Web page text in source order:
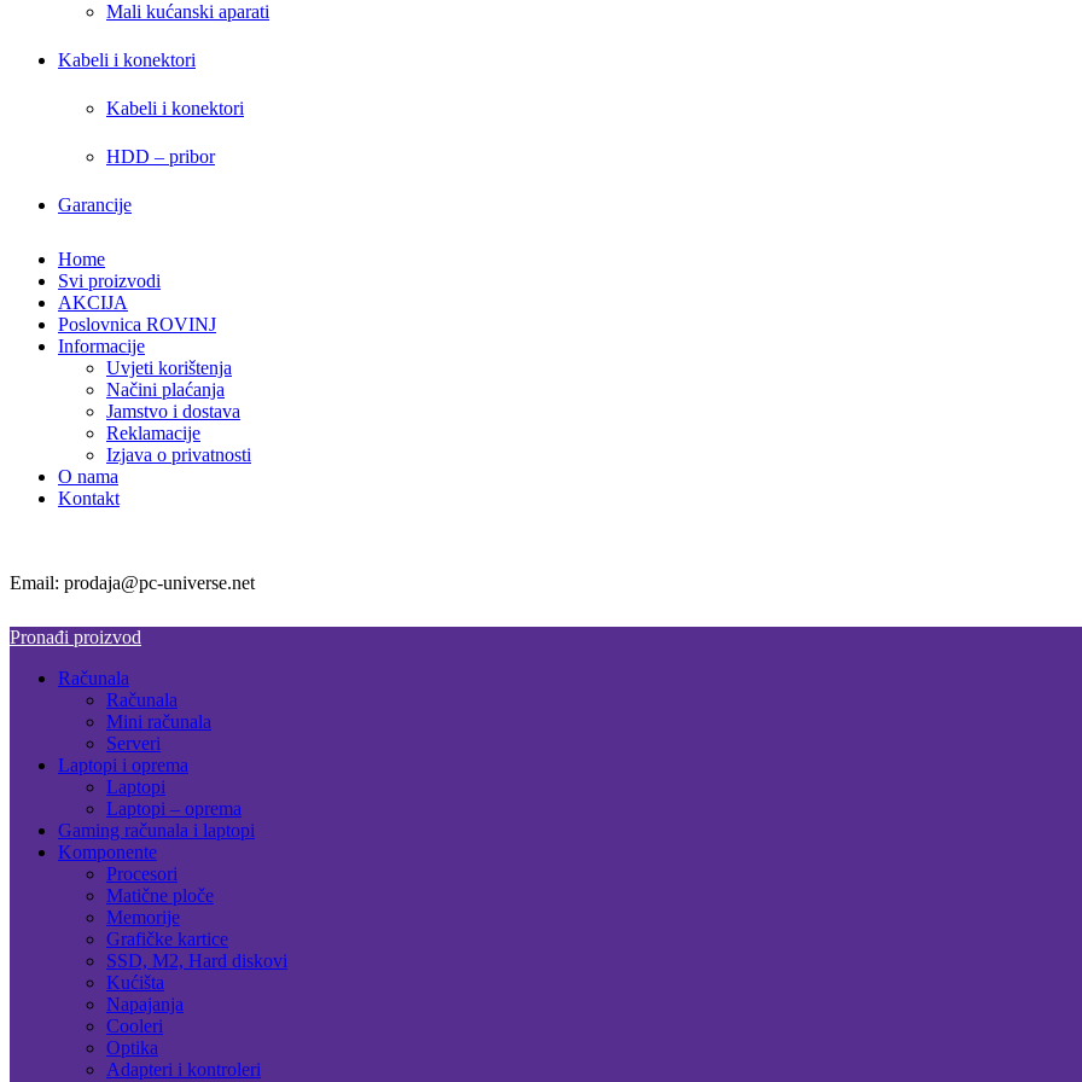
Mali kućanski aparati
Kabeli i konektori
Kabeli i konektori
HDD – pribor
Garancije
Home
Svi proizvodi
AKCIJA
Poslovnica ROVINJ
Informacije
Uvjeti korištenja
Načini plaćanja
Jamstvo i dostava
Reklamacije
Izjava o privatnosti
O nama
Kontakt
Email: prodaja@pc-universe.net
Pronađi proizvod
Računala
Računala
Mini računala
Serveri
Laptopi i oprema
Laptopi
Laptopi – oprema
Gaming računala i laptopi
Komponente
Procesori
Matične ploče
Memorije
Grafičke kartice
SSD, M2, Hard diskovi
Kućišta
Napajanja
Cooleri
Optika
Adapteri i kontroleri